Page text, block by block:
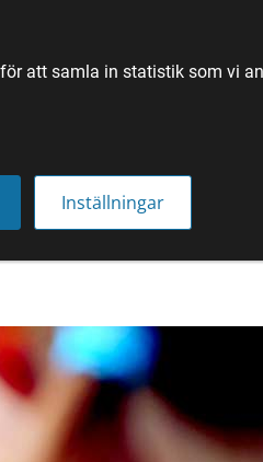
att samla in statistik som vi
Inställningar